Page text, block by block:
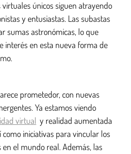
virtuales únicos siguen atrayendo
y entusiastas. Las subastas
sumas astronómicas, lo que
interés en esta nueva forma de
prometedor, con nuevas
Ya estamos viendo
virtual y realidad aumentada
como iniciativas para vincular los
en el mundo real. Además, las